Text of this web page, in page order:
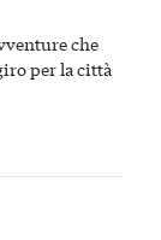
che
per la città